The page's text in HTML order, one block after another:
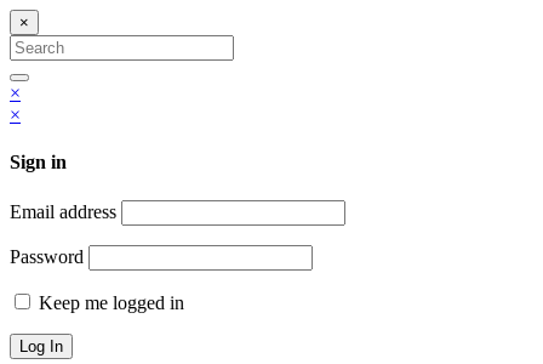
×
Search
for:
Search
×
×
Sign in
Email address
Password
Keep me logged in